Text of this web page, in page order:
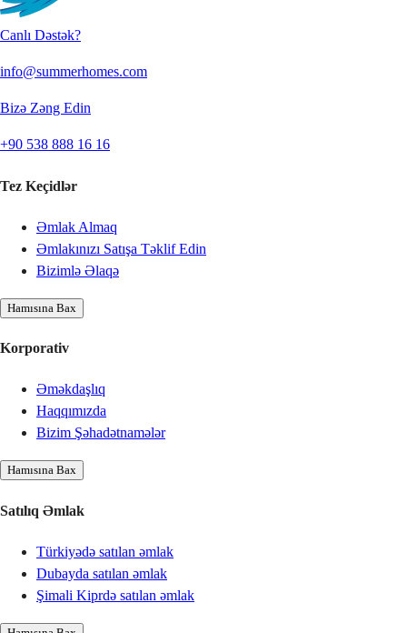
Canlı Dəstək?
info@summerhomes.com
Bizə Zəng Edin
+90 538 888 16 16
Tez Keçidlər
Əmlak Almaq
Əmlakınızı Satışa Təklif Edin
Bizimlə Əlaqə
Hamısına Bax
Korporativ
Əməkdaşlıq
Haqqımızda
Bizim Şəhadətnamələr
Hamısına Bax
Satılıq Əmlak
Türkiyədə satılan əmlak
Dubayda satılan əmlak
Şimali Kiprdə satılan əmlak